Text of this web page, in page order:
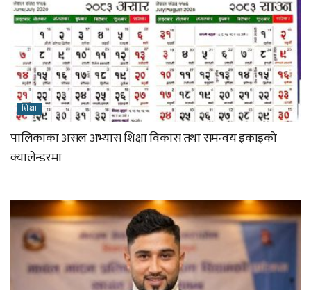
शिक्षा
पालिकाका असल अभ्यास शिक्षा विकास तथा समन्वय इकाइको
क्यालेन्डरमा